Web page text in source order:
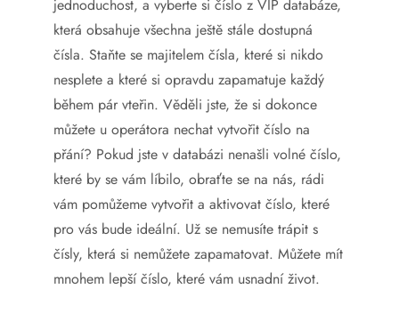
jednoduchost, a vyberte si číslo z VIP databáze,
která obsahuje všechna ještě stále dostupná
čísla. Staňte se majitelem čísla, které si nikdo
nesplete a které si opravdu zapamatuje každý
během pár vteřin. Věděli jste, že si dokonce
můžete u operátora nechat vytvořit číslo na
přání? Pokud jste v databázi nenašli volné číslo,
které by se vám líbilo, obraťte se na nás, rádi
vám pomůžeme vytvořit a aktivovat číslo, které
pro vás bude ideální. Už se nemusíte trápit s
čísly, která si nemůžete zapamatovat. Můžete mít
mnohem lepší číslo, které vám usnadní život.